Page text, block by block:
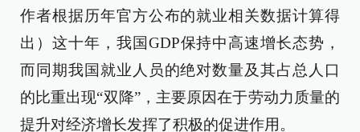
作者根据历年官方公布的就业相关数据计算得
出）这十年，我国GDP保持中高速增长态势，
而同期我国就业人员的绝对数量及其占总人口
的比重出现“双降”，主要原因在于劳动力质量的
提升对经济增长发挥了积极的促进作用。